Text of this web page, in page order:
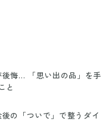
悔… 「思い出の品」を手
と
の「ついで」で整うダイ